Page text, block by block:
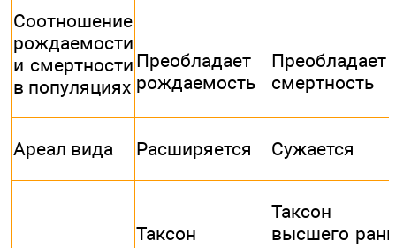
Соотношение
рождаемости
и смертности
в популяциях
Преобладает
рождаемость
Преобладает
смертность
Ареал вида Расширяется Сужается
Таксон
Таксон
высшего